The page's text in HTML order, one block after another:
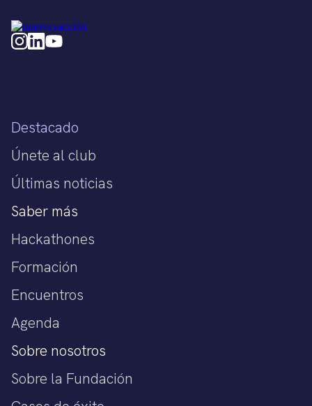
Destacado
Únete al club
Últimas noticias
Saber más
Hackathones
Formación
Encuentros
Agenda
Sobre nosotros
Sobre la Fundación